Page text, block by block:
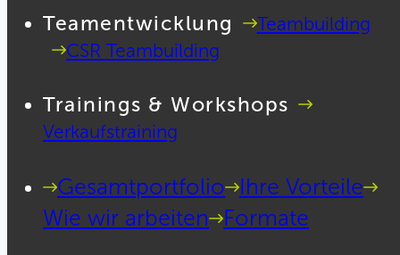
Teamentwicklung
Teambuilding
CSR Teambuilding
Trainings & Workshops
Verkaufstraining
Gesamtportfolio
Ihre Vorteile
Wie wir arbeiten
Formate